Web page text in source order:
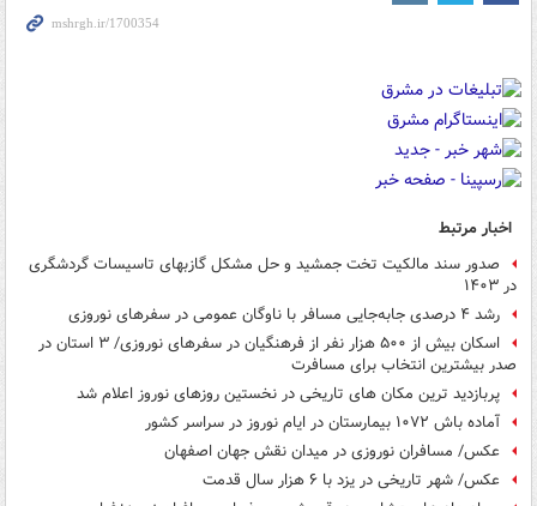
اخبار مرتبط
صدور سند مالکیت تخت جمشید و حل مشکل گازبهای تاسیسات گردشگری
در ۱۴۰۳
رشد ۴ درصدی جابه‌جایی مسافر با ناوگان عمومی در سفرهای نوروزی
اسکان بیش از ۵۰۰ هزار نفر از فرهنگیان در سفرهای نوروزی/ ۳ استان در
صدر بیشترین انتخاب برای مسافرت
پربازدید ترین مکان های تاریخی در نخستین روزهای نوروز اعلام شد
آماده باش ۱۰۷۲ بیمارستان در ایام نوروز در سراسر کشور
عکس/ مسافران نوروزی در میدان نقش جهان اصفهان
عکس/ شهر تاریخی در یزد با ۶ هزار سال قدمت